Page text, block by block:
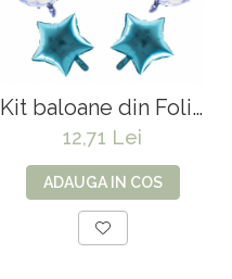
Kit baloane din Folie
Baby Boy Party
12,71 Lei
ADAUGA IN COS